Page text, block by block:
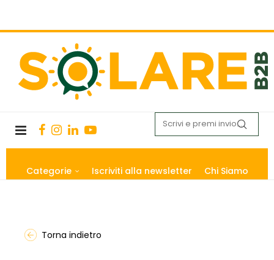
Categorie Iscriviti alla newsletter Chi Siamo
Torna indietro